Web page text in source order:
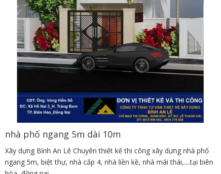
nhà phố ngang 5m dài 10m
Xây dựng Bình An Lê Chuyên thiết kế thi công xây dựng nhà phố
ngang 5m, biệt thự, nhà cấp 4, nhà liền kề, nhà mái thái,....tại biên